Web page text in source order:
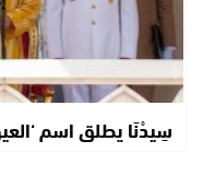
سِيدْنَا يطلق اسم